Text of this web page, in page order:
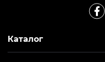
Каталог